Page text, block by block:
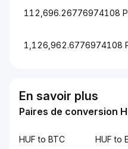
112,696.26776974108
1,126,962.6776974108
En savoir plus
Paires de conversion
HUF to BTC HUF to